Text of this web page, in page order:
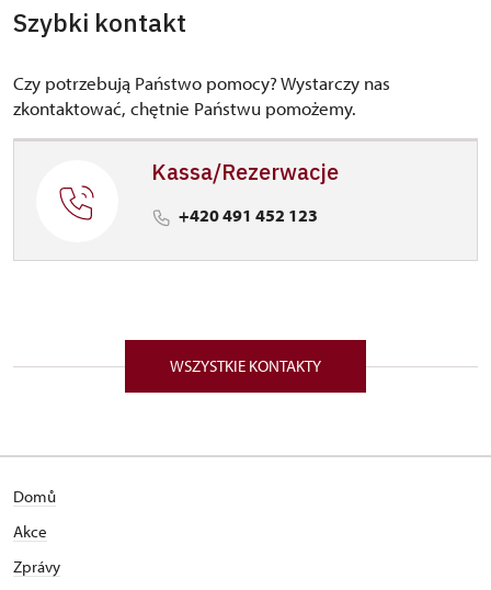
Szybki kontakt
Czy potrzebują Państwo pomocy? Wystarczy nas
zkontaktować, chętnie Państwu pomożemy.
Kassa/Rezerwacje
+420 491 452 123
WSZYSTKIE KONTAKTY
Domů
Akce
Zprávy